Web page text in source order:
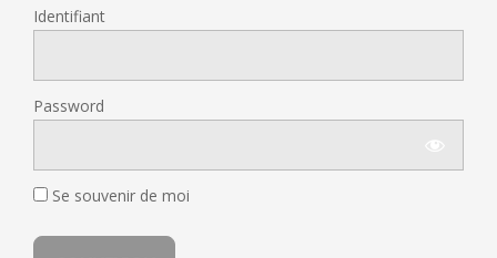
Identifiant
Password
Se souvenir de moi